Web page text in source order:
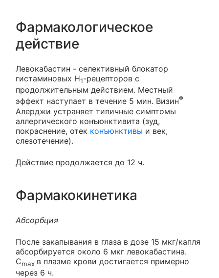
Фармакологическое
действие
Левокабастин - селективный блокатор
гистаминовых Н1-рецепторов с
продолжительным действием. Местный
эффект наступает в течение 5 мин. Визин®
Алерджи устраняет типичные симптомы
аллергического конъюнктивита (зуд,
покраснение, отек конъюнктивы и век,
слезотечение).
Действие продолжается до 12 ч.
Фармакокинетика
Абсорбция
После закапывания в глаза в дозе 15 мкг/капля
абсорбируется около 6 мкг левокабастина.
Cmax в плазме крови достигается примерно
через 6 ч.